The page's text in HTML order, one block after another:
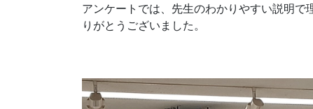
アンケートでは、先生のわかりやすい説明
りがとうございました。